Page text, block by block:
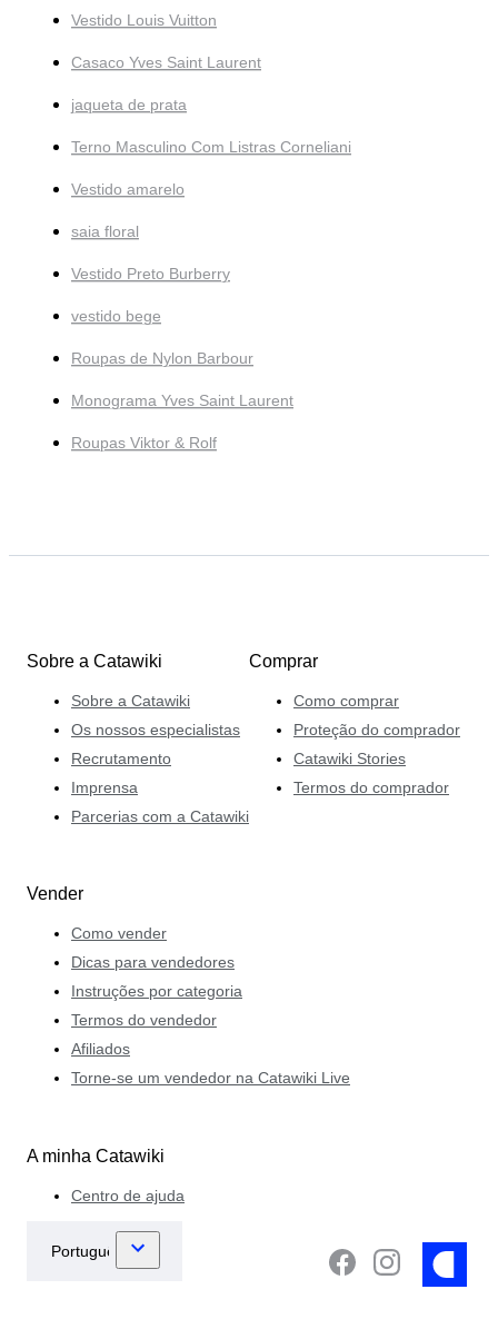
Vestido Louis Vuitton
Casaco Yves Saint Laurent
jaqueta de prata
Terno Masculino Com Listras Corneliani
Vestido amarelo
saia floral
Vestido Preto Burberry
vestido bege
Roupas de Nylon Barbour
Monograma Yves Saint Laurent
Roupas Viktor & Rolf
Sobre a Catawiki
Sobre a Catawiki
Os nossos especialistas
Recrutamento
Imprensa
Parcerias com a Catawiki
Comprar
Como comprar
Proteção do comprador
Catawiki Stories
Termos do comprador
Vender
Como vender
Dicas para vendedores
Instruções por categoria
Termos do vendedor
Afiliados
Torne-se um vendedor na Catawiki Live
A minha Catawiki
Centro de ajuda